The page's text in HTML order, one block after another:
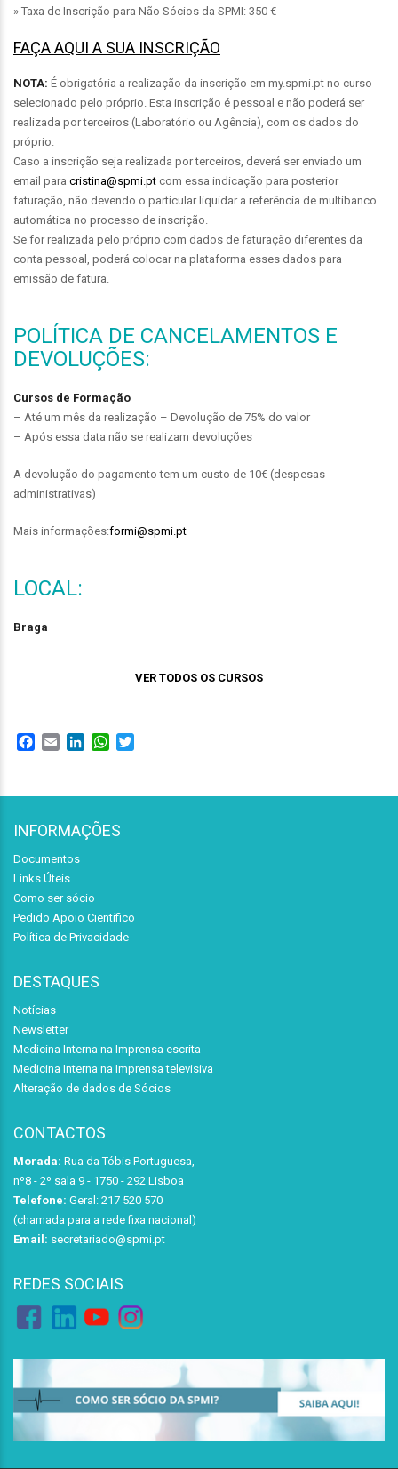
» Taxa de Inscrição para Não Sócios da SPMI: 350 €
FAÇA AQUI A SUA INSCRIÇÃO
NOTA: É obrigatória a realização da inscrição em my.spmi.pt no curso
selecionado pelo próprio. Esta inscrição é pessoal e não poderá ser
realizada por terceiros (Laboratório ou Agência), com os dados do
próprio.
Caso a inscrição seja realizada por terceiros, deverá ser enviado um
email para cristina@spmi.pt com essa indicação para posterior
faturação, não devendo o particular liquidar a referência de multibanco
automática no processo de inscrição.
Se for realizada pelo próprio com dados de faturação diferentes da
conta pessoal, poderá colocar na plataforma esses dados para
emissão de fatura.
POLÍTICA DE CANCELAMENTOS E
DEVOLUÇÕES:
Cursos de Formação
– Até um mês da realização – Devolução de 75% do valor
– Após essa data não se realizam devoluções
A devolução do pagamento tem um custo de 10€ (despesas
administrativas)
Mais informações:formi@spmi.pt
LOCAL:
Braga
VER TODOS OS CURSOS
Facebook
Email LinkedInWhatsApp
INFORMAÇÕES
Documentos
Links Úteis
Como ser sócio
Pedido Apoio Científico
Política de Privacidade
DESTAQUES
Notícias
Newsletter
Medicina Interna na Imprensa escrita
Medicina Interna na Imprensa televisiva
Alteração de dados de Sócios
CONTACTOS
Morada: Rua da Tóbis Portuguesa,
nº8 - 2º sala 9 - 1750 - 292 Lisboa
Telefone: Geral: 217 520 570
(chamada para a rede fixa nacional)
Email: secretariado@spmi.pt
REDES SOCIAIS